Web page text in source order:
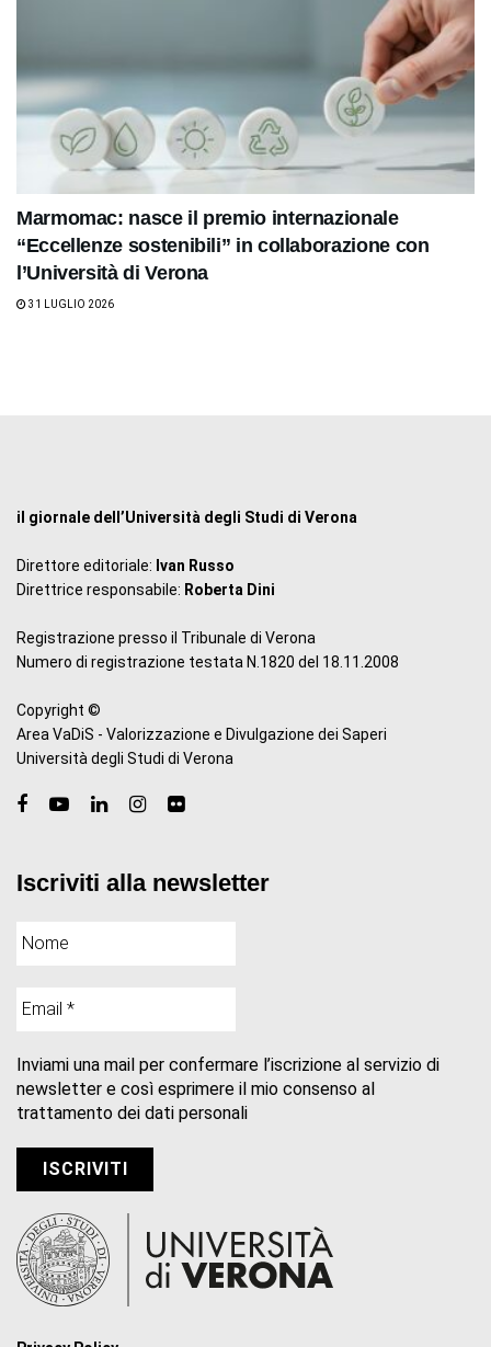
Marmomac: nasce il premio internazionale
“Eccellenze sostenibili” in collaborazione con
l’Università di Verona
31 LUGLIO 2026
il giornale dell’Università degli Studi di Verona
Direttore editoriale: Ivan Russo
Direttrice responsabile: Roberta Dini
Registrazione presso il Tribunale di Verona
Numero di registrazione testata N.1820 del 18.11.2008
Copyright ©
Area VaDiS - Valorizzazione e Divulgazione dei Saperi
Università degli Studi di Verona
Iscriviti alla newsletter
Inviami una mail per confermare l’iscrizione al servizio di
newsletter e così esprimere il mio consenso al
trattamento dei dati personali